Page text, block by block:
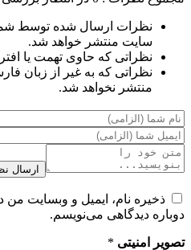
نظرات ارسال شده توسط
سایت منتشر خواهد شد.
نظراتی که حاوی تهمت یا
نظراتی که به غیر از زبان
منتشر نخواهد شد.
ارسال
ذخیره نام، ایمیل و وبسایت
دوباره دیدگاهی می‌نویسم.
تصویر امنیتی *